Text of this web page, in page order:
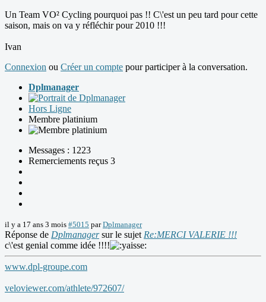
Un Team VO² Cycling pourquoi pas !! C\'est un peu tard pour cette
saison, mais on va y réfléchir pour 2010 !!!
Ivan
Connexion ou Créer un compte pour participer à la conversation.
Dplmanager
Hors Ligne
Membre platinium
Messages : 1223
Remerciements reçus 3
il y a 17 ans 3 mois #5015 parDplmanager
Réponse de Dplmanagersur le sujet Re:MERCI VALERIE !!!
c\'est genial comme idée !!!!
www.dpl-groupe.com
veloviewer.com/athlete/972607/